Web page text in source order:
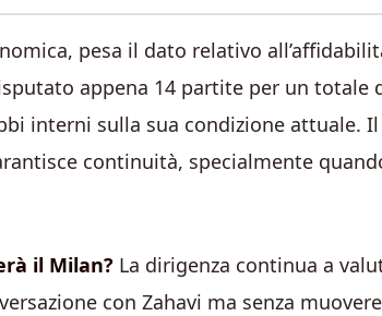
pesa il dato relativo
appena 14 partite per un
interni sulla sua condizione attuale.
continuità, specialmente
il Milan? La dirigenza continua a
con Zahavi ma senza